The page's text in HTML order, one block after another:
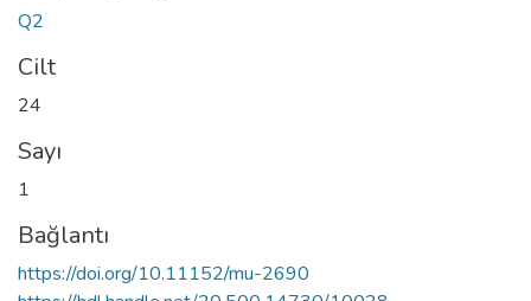
Q2
Cilt
24
Sayı
1
Bağlantı
https://doi.org/10.11152/mu-2690